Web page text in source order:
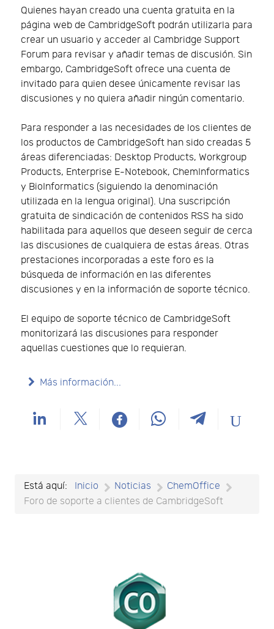
Quienes hayan creado una cuenta gratuita en la
página web de CambridgeSoft podrán utilizarla para
crear un usuario y acceder al Cambridge Support
Forum para revisar y añadir temas de discusión. Sin
embargo, CambridgeSoft ofrece una cuenta de
invitado para quien desee únicamente revisar las
discusiones y no quiera añadir ningún comentario.
Para responder a las necesidades de los clientes de
los productos de CambridgeSoft han sido creadas 5
áreas diferenciadas: Desktop Products, Workgroup
Products, Enterprise E-Notebook, ChemInformatics
y BioInformatics (siguiendo la denominación
utilizada en la lengua original). Una suscripción
gratuita de sindicación de contenidos RSS ha sido
habilitada para aquellos que deseen seguir de cerca
las discusiones de cualquiera de estas áreas. Otras
prestaciones incorporadas a este foro es la
búsqueda de información en las diferentes
discusiones y en la información de soporte técnico.
El equipo de soporte técnico de CambridgeSoft
monitorizará las discusiones para responder
aquellas cuestiones que lo requieran.
Más información...
Está aquí: Inicio Noticias
ChemOffice
Foro de soporte a clientes de CambridgeSoft